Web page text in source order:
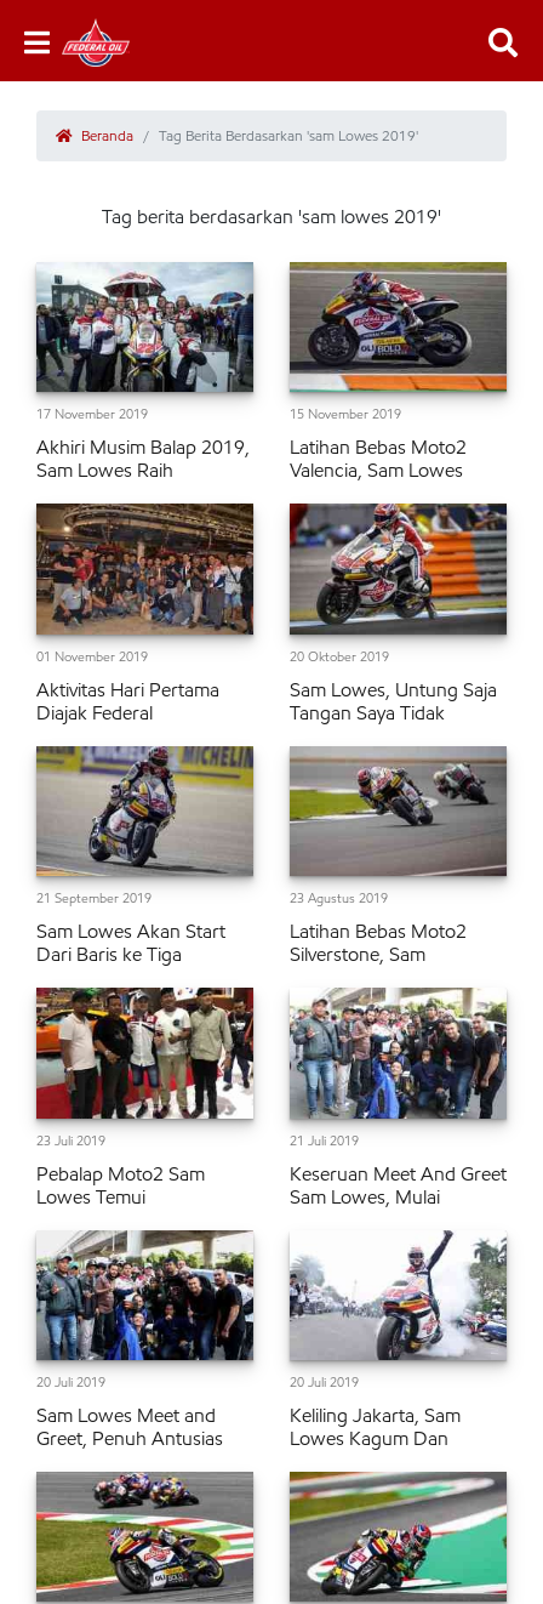
Beranda Tag Berita Berdasarkan 'sam Lowes 2019'
Tag berita berdasarkan 'sam lowes 2019'
17 November 2019
Akhiri Musim Balap 2019,
Sam Lowes Raih
15 November 2019
Latihan Bebas Moto2
Valencia, Sam Lowes
01 November 2019
Aktivitas Hari Pertama
Diajak Federal
20 Oktober 2019
Sam Lowes, Untung Saja
Tangan Saya Tidak
21 September 2019
Sam Lowes Akan Start
Dari Baris ke Tiga
23 Agustus 2019
Latihan Bebas Moto2
Silverstone, Sam
23 Juli 2019
Pebalap Moto2 Sam
Lowes Temui
21 Juli 2019
Keseruan Meet And Greet
Sam Lowes, Mulai
20 Juli 2019
Sam Lowes Meet and
Greet, Penuh Antusias
20 Juli 2019
Keliling Jakarta, Sam
Lowes Kagum Dan